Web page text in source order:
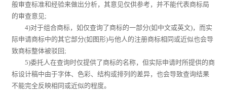
般审查标准和经验来做出分析，其意见仅供参考，并不能代表商标局
的审查意见;
4)对于组合商标，如仅查询了商标的一部分(如中文或英文)，而实
际申请商标中的其它部分(如图形)与他人的注册商标相同或近似也会导
致商标整体被驳回;
5)委托人在查询时仅提供了商标的名称，但实际申请时所提供的商
标设计稿中由于字体、色彩、结构或排列的差异，也会导致查询结果
不能完全反映相同或近似的程度。